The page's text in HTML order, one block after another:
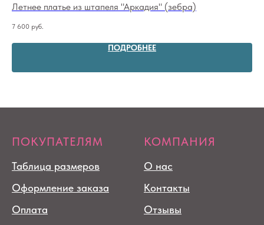
Летнее платье из штапеля "Аркадия" (зебра)
7 600 руб.
ПОДРОБНЕЕ
ПОКУПАТЕЛЯМ
Таблица размеров
Оформление заказа
Оплата
КОМПАНИЯ
О нас
Контакты
Отзывы